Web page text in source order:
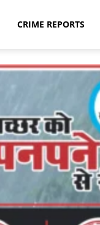
CRIME REPORTS